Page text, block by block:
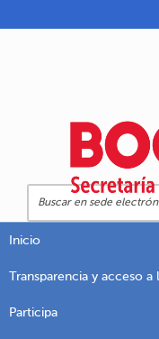
Inicio
Transparencia y acceso
Participa